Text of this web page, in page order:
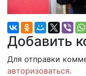
Добавить
Для отправки
авторизоваться.